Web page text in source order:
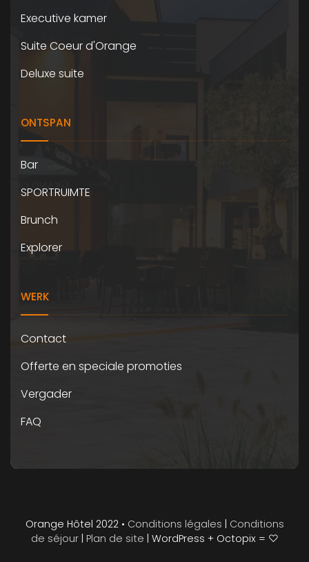
Executive kamer
Suite Coeur d'Orange
Deluxe suite
ONTSPAN
Bar
SPORTRUIMTE
Brunch
Explorer
WERK
Contact
Offerte en speciale promoties
Vergader
FAQ
Orange Hôtel 2022 • Conditions légales | Conditions
de séjour| Plan de site | WordPress + Octopix = ♡